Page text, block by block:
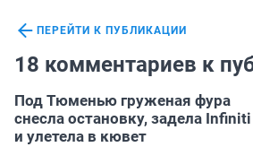
ПЕРЕЙТИ К ПУБЛИКАЦИИ
18 комментариев к
Под Тюменью груженая фура
снесла остановку, задела Infiniti
и улетела в кювет